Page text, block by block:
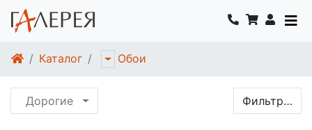
Каталог Обои
Дорогие Фильтр…